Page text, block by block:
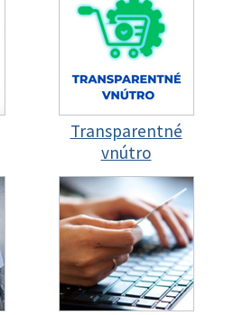
Transparentné
vnútro